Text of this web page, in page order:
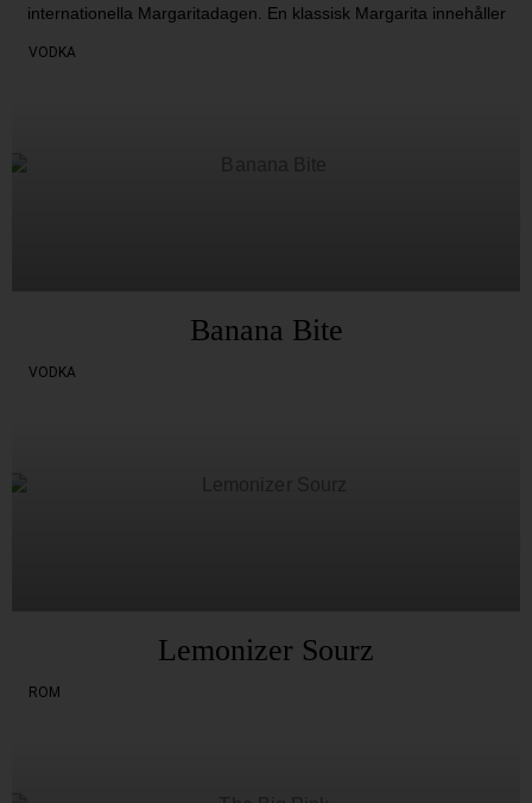
internationella Margaritadagen. En klassisk Margarita innehåller
VODKA
Banana Bite
VODKA
Lemonizer Sourz
ROM